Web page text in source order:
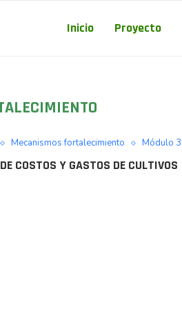
Inicio Proyecto
Mecanismos fortalecimiento Módulo 3
COSTOS Y GASTOS DE CULTIVOS